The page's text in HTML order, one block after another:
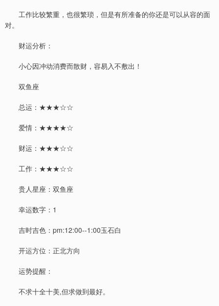
工作比较繁重，也很繁琐，但是有所准备的你还是可以从容的面
对。
财运分析：
小心因冲动消费而散财，容易入不敷出！
双鱼座
总运：★★★☆☆
爱情：★★★★☆
财运：★★★☆☆
工作：★★★☆☆
贵人星座：双鱼座
幸运数字：1
吉时吉色：pm:12:00--1:00玉石白
开运方位：正北方向
运势提醒：
不求十全十美,但求做到最好。